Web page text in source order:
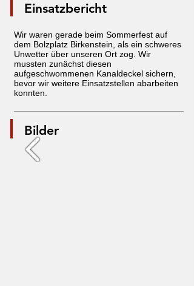
Einsatzbericht
Wir waren gerade beim Sommerfest auf
dem Bolzplatz Birkenstein, als ein schweres
Unwetter über unseren Ort zog. Wir
mussten zunächst diesen
aufgeschwommenen Kanaldeckel sichern,
bevor wir weitere Einsatzstellen abarbeiten
konnten.
Bilder